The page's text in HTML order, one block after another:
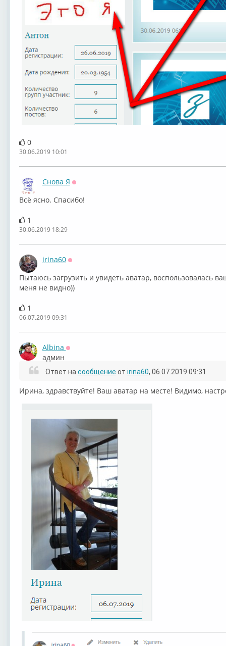
0
30.06.2019 10:01
Снова Я
Всё ясно. Спасибо!
1
30.06.2019 18:29
irina60
Пытаюсь загрузить и увидеть аватар, воспользовалась
меня не видно))
1
06.07.2019 09:31
Albina
Оффлайн
админ
Ответ на сообщение от irina60, 06.07.2019 09:31
Ирина, здравствуйте! Ваш аватар на месте! Видимо,